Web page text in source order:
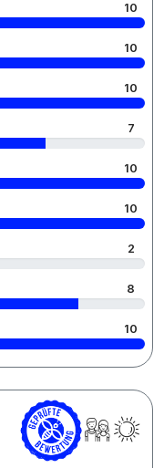
10
10
10
7
10
10
2
8
10